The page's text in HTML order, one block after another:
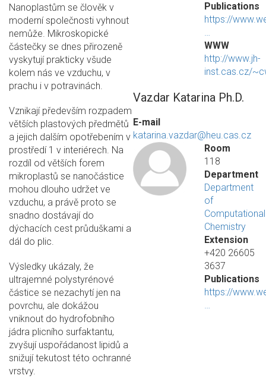
Nanoplastům se člověk v
moderní společnosti vyhnout
nemůže. Mikroskopické
částečky se dnes přirozeně
vyskytují prakticky všude
kolem nás ve vzduchu, v
prachu i v potravinách.
Vznikají především rozpadem
větších plastových předmětů
a jejich dalším opotřebením v
prostředí 1 v interiérech. Na
rozdíl od větších forem
mikroplastů se nanočástice
mohou dlouho udržet ve
vzduchu, a právě proto se
snadno dostávají do
dýchacích cest průduškami a
dál do plic.
Výsledky ukázaly, že
ultrajemné polystyrénové
částice se nezachytí jen na
povrchu, ale dokážou
vniknout do hydrofobního
jádra plicního surfaktantu,
zvyšují uspořádanost lipidů a
snižují tekutost této ochranné
vrstvy.
Publications
https://
…
WWW
http://www.jh-
inst.cas.cz/
Vazdar Katarina Ph.D.
E-mail
katarina.vazdar@heu.cas.cz
Room
118
Department
Department
of
Computational
Chemistry
Extension
+420 26605
3637
Publications
https://
…